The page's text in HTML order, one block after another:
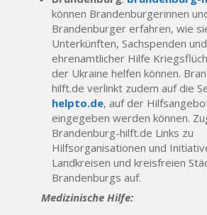
können Brandenburgerinnen
Brandenburger erfahren, wie
Unterkünften, Sachspenden und
ehrenamtlicher Hilfe
der Ukraine helfen können.
hilft.de verlinkt zudem auf die
helpto.de, auf der
eingegeben werden können.
Brandenburg-hilft.de Links zu
Hilfsorganisationen und
Landkreisen und kreisfreien
Brandenburgs auf.
Medizinische Hilfe: